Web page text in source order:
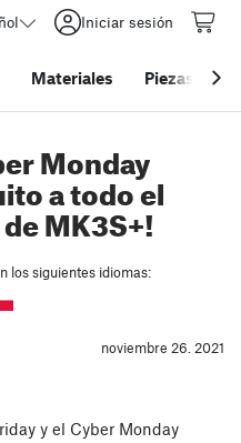
Iniciar sesión
Materiales Piezas y
Monday
a todo el
MK3S+!
los siguientes idiomas:
noviembre 26. 2021
y el Cyber Monday